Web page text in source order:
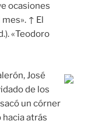
ocasiones
↑ El
«Teodoro
José
de los
un córner
hacia atrás